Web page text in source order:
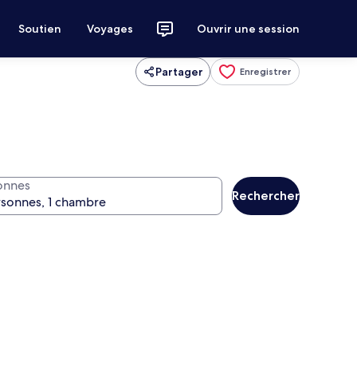
Soutien Voyages Ouvrir une session
Partager Enregistrer
Rechercher